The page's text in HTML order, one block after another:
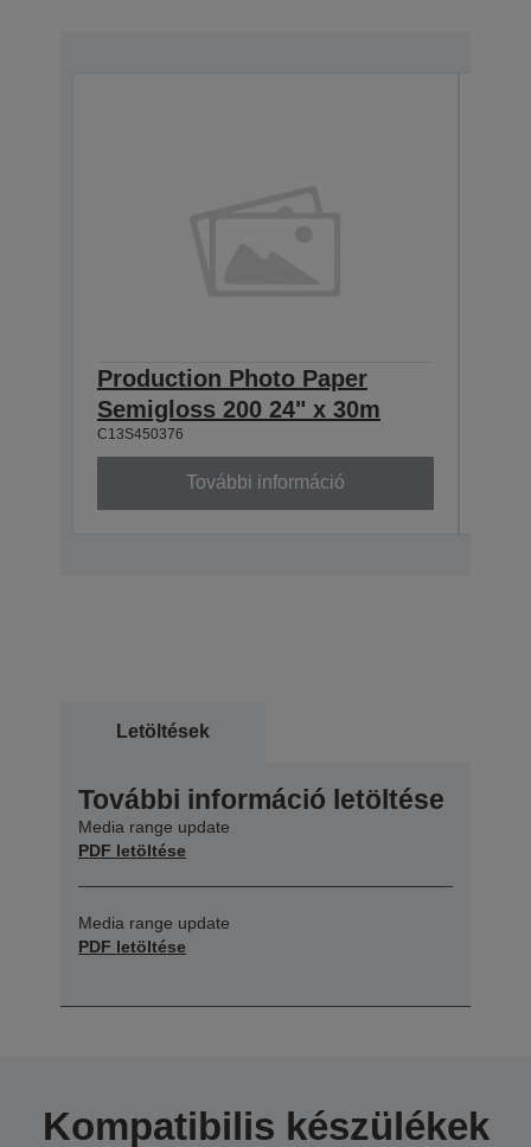
Production Photo Paper
Semigloss 200 24" x 30m
C13S450376
További információ
Letöltések
További információ letöltése
Media range update
PDF letöltése
Media range update
PDF letöltése
Kompatibilis készülékek